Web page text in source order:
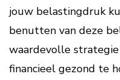
jouw belastingdruk
benutten van deze
waardevolle
financieel gezond te